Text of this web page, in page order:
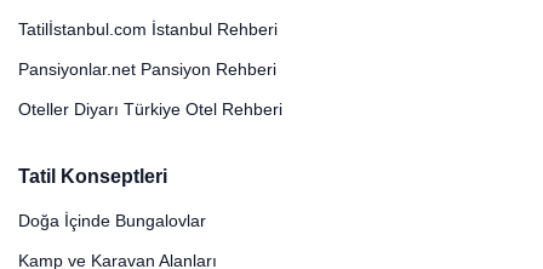
Tatilİstanbul.com İstanbul Rehberi
Pansiyonlar.net Pansiyon Rehberi
Oteller Diyarı Türkiye Otel Rehberi
Tatil Konseptleri
Doğa İçinde Bungalovlar
Kamp ve Karavan Alanları